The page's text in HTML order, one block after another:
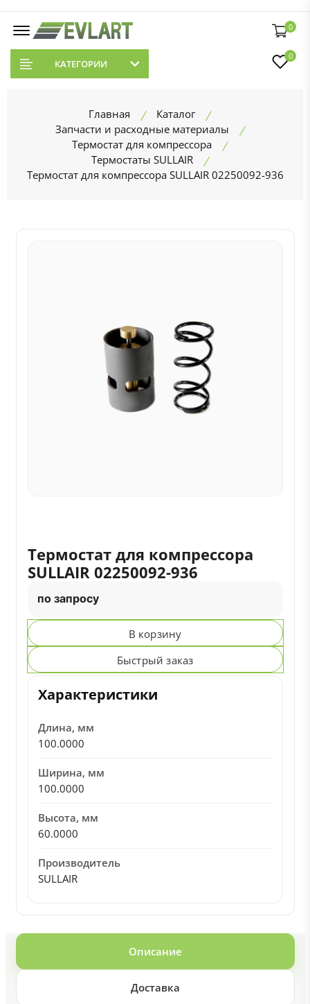
0
КАТЕГОРИИ
0
Главная
Каталог
Запчасти и расходные материалы
Термостат для компрессора
Термостаты SULLAIR
Термостат для компрессора SULLAIR 02250092-936
Термостат для компрессора
SULLAIR 02250092-936
по запросу
В корзину
Быстрый заказ
Характеристики
Длина, мм
100.0000
Ширина, мм
100.0000
Высота, мм
60.0000
Производитель
SULLAIR
Описание
Доставка